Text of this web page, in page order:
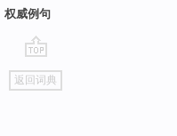
权威例句
go
top
返回词典